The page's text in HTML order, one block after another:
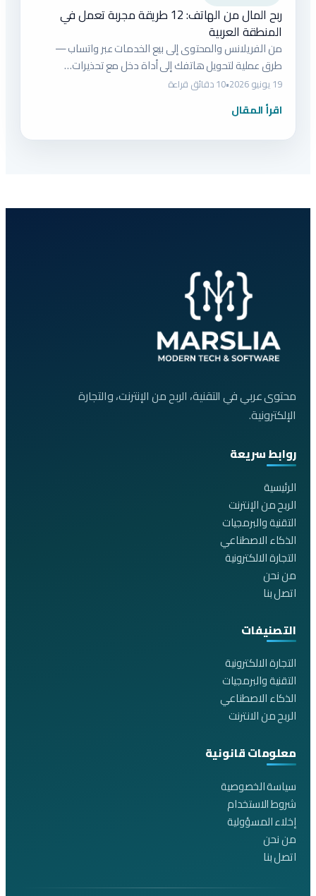
ربح المال من الهاتف: 12 طريقة مجربة تعمل في
المنطقة العربية
من الفريلانس والمحتوى إلى بيع الخدمات عبر واتساب —
طرق عملية لتحويل هاتفك إلى أداة دخل مع تحذيرات…
19 يونيو 2026 •10 دقائق قراءة
اقرأ المقال
محتوى عربي في التقنية، الربح من الإنترنت، والتجارة
الإلكترونية.
روابط سريعة
الرئيسية
الربح من الإنترنت
التقنية والبرمجيات
الذكاء الاصطناعي
التجارة الالكترونية
من نحن
اتصل بنا
التصنيفات
التجارة الالكترونية
التقنية والبرمجيات
الذكاء الاصطناعي
الربح من الانترنت
معلومات قانونية
سياسة الخصوصية
شروط الاستخدام
إخلاء المسؤولية
من نحن
اتصل بنا